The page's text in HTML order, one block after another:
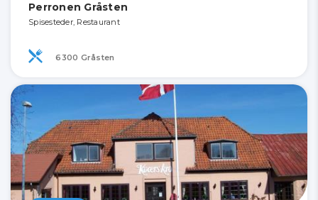
Perronen Gråsten
Spisesteder, Restaurant
6300 Gråsten